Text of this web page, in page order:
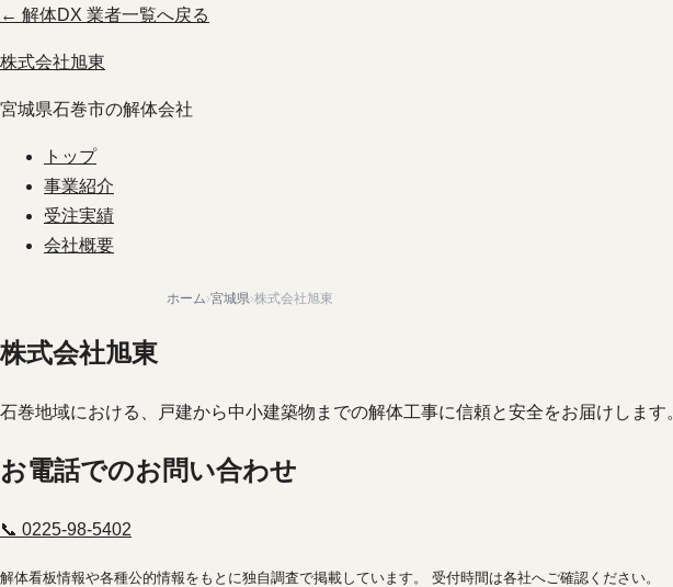
← 解体DX 業者一覧へ戻る
株式会社旭東
宮城県石巻市の解体会社
トップ
事業紹介
受注実績
会社概要
ホーム›宮城県›株式会社旭東
株式会社旭東
石巻地域における、戸建から中小建築物までの解体工事に信頼と安全をお届けします
お電話でのお問い合わせ
📞 0225-98-5402
解体看板情報や各種公的情報をもとに独自調査で掲載しています。 受付時間は各社へご確認ください。